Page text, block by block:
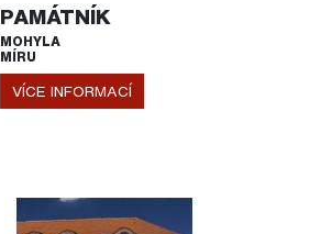
PAMÁTNÍK
MOHYLA
MÍRU
VÍCE INFORMACÍ